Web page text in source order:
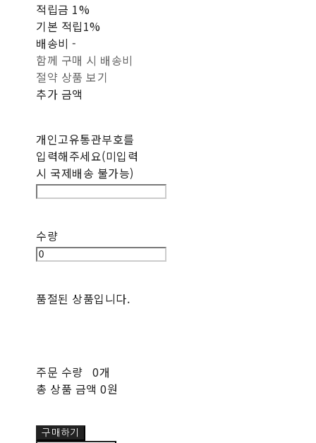
적립금 1%
기본 적립1%
배송비-
함께 구매 시 배송비
절약 상품 보기
추가 금액
개인고유통관부호를
입력해주세요(미입력
시 국제배송 불가능)
수량
품절된 상품입니다.
주문 수량 0개
총 상품 금액 0원
구매하기